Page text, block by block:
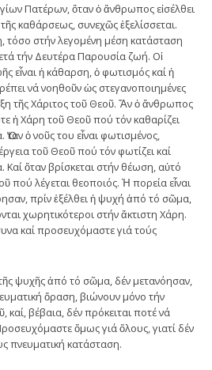
Πατέρων, ὅταν ὁ ἄνθρωπος εἰσέλθει
καθάρσεως, συνεχῶς ἐξελίσσεται.
τόσο στήν λεγομένη μέση κατάσταση
τήν Δευτέρα Παρουσία ζωή. Οἱ
εἶναι ἡ κάθαρση, ὁ φωτισμός καί ἡ
νά νοηθοῦν ὡς στεγανοποιημένες
τῆς Χάριτος τοῦ Θεοῦ. Ἄν ὁ ἄνθρωπος
ἡ Χάρη τοῦ Θεοῦ πού τόν καθαρίζει
Ὅταν ὁ νοῦς του εἶναι φωτισμένος,
τοῦ Θεοῦ πού τόν φωτίζει καί
Καί ὅταν βρίσκεται στήν θέωση, αὐτό
πού λέγεται θεοποιός. Ἡ πορεία εἶναι
πρίν ἐξέλθει ἡ ψυχή ἀπό τό σῶμα,
χωρητικότεροι στήν ἄκτιστη Χάρη.
καί προσευχόμαστε γιά τούς
ψυχῆς ἀπό τό σῶμα, δέν μετανόησαν,
ὅραση, βιώνουν μόνο τήν
καί, βέβαια, δέν πρόκειται ποτέ νά
ὅμως γιά ὅλους, γιατί δέν
πνευματική κατάσταση.